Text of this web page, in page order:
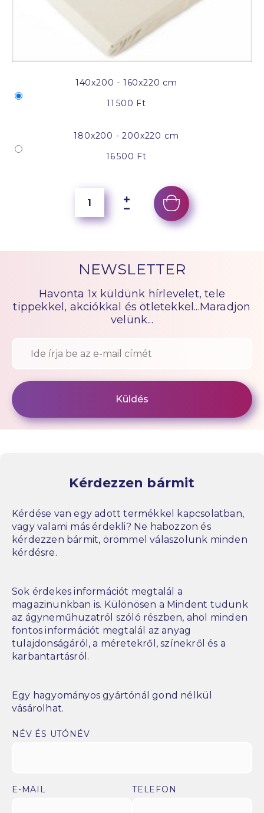
140x200 - 160x220 cm
11 500 Ft
180x200 - 200x220 cm
16 500 Ft
NEWSLETTER
Havonta 1x küldünk hírlevelet, tele
tippekkel, akciókkal és ötletekkel...Maradjon
velünk...
Kérdezzen bármit
Kérdése van egy adott termékkel kapcsolatban,
vagy valami más érdekli? Ne habozzon és
kérdezzen bármit, örömmel válaszolunk minden
kérdésre.
Sok érdekes információt megtalál a
magazinunkban is. Különösen a Mindent tudunk
az ágyneműhuzatról szóló részben, ahol minden
fontos információt megtalál az anyag
tulajdonságáról, a méretekről, színekről és a
karbantartásról.
Egy hagyományos gyártónál gond nélkül
vásárolhat.
NÉV ÉS UTÓNÉV
E-MAIL TELEFON